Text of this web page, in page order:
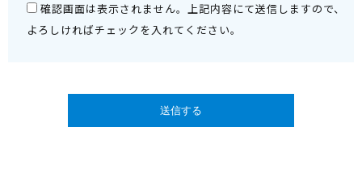
確認画面は表示されません。上記内容にて送信しますので、
よろしければチェックを入れてください。